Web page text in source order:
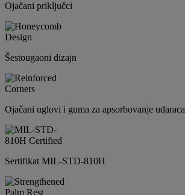
Ojačani priključci
Šestougaoni dizajn
Ojačani uglovi i guma za apsorbovanje udaraca
Sertifikat MIL-STD-810H